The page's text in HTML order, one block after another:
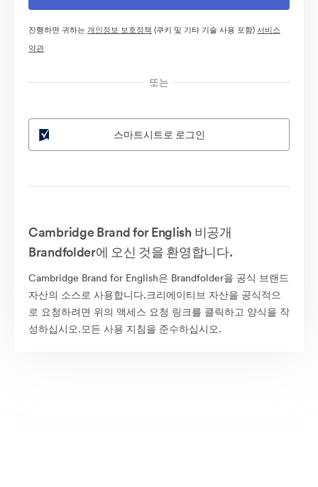
진행하면 귀하는개인정보 보호정책 (쿠키 및 기타 기술 사용 포함)서비스
약관
또는
스마트시트로 로그인
Cambridge Brand for English 비공개
Brandfolder에 오신 것을 환영합니다.
Cambridge Brand for English은 Brandfolder을 공식 브랜드
자산의 소스로 사용합니다.크리에이티브 자산을 공식적으
로 요청하려면 위의 액세스 요청 링크를 클릭하고 양식을 작
성하십시오.모든 사용 지침을 준수하십시오.